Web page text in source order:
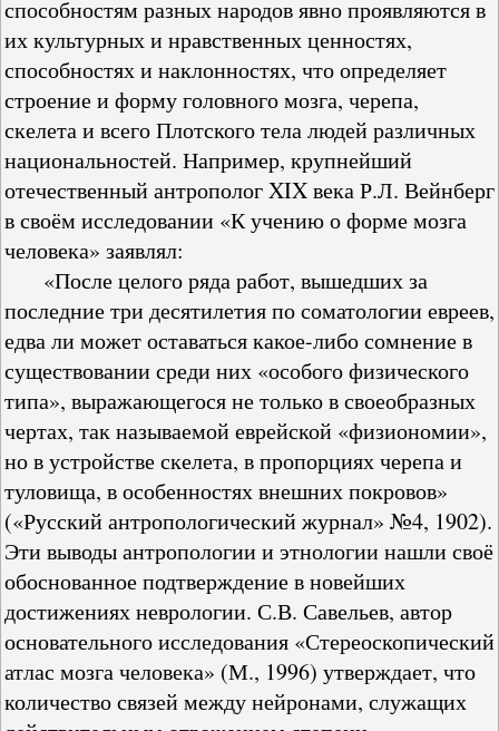
способностям разных народов явно проявляются в
их культурных и нравственных ценностях,
способностях и наклонностях, что определяет
строение и форму головного мозга, черепа,
скелета и всего Плотского тела людей различных
национальностей. Например, крупнейший
отечественный антрополог XIX века Р.Л. Вейнберг
в своём исследовании «К учению о форме мозга
человека» заявлял:
«После целого ряда работ, вышедших за
последние три десятилетия по соматологии евреев,
едва ли может оставаться какое-либо сомнение в
существовании среди них «особого физического
типа», выражающегося не только в своеобразных
чертах, так называемой еврейской «физиономии»,
но в устройстве скелета, в пропорциях черепа и
туловища, в особенностях внешних покровов»
(«Русский антропологический журнал» №4, 1902).
Эти выводы антропологии и этнологии нашли своё
обоснованное подтверждение в новейших
достижениях неврологии. С.В. Савельев, автор
основательного исследования «Стереоскопический
атлас мозга человека» (М., 1996) утверждает, что
количество связей между нейронами, служащих